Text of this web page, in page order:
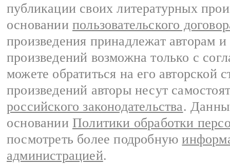
публикации своих литературных
основании пользовательского
произведения принадлежат авторам
произведений возможна только с
можете обратиться на его авторской
произведений авторы несут
российского законодательства.
основании Политики обработки
посмотреть более подробную
администрацией.